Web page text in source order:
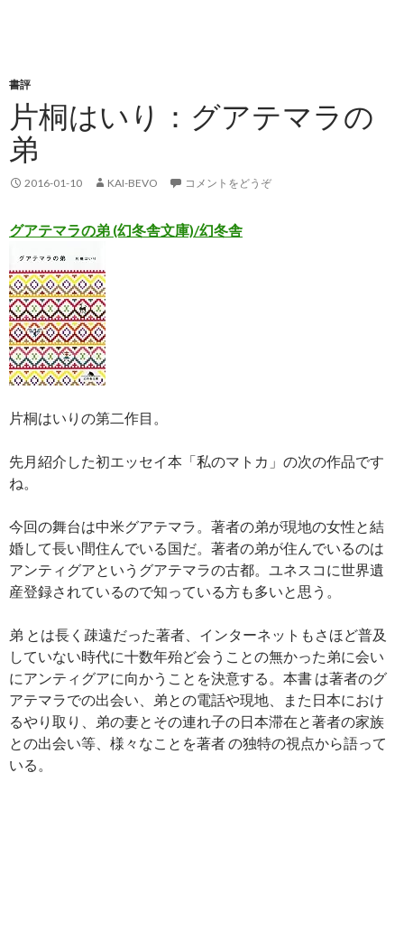
書評
片桐はいり：グアテマラの
弟
2016-01-10 KAI-BEVO コメントをどうぞ
グアテマラの弟 (幻冬舎文庫)/幻冬舎
片桐はいりの第二作目。
先月紹介した初エッセイ本「私のマトカ」の次の作品です
ね。
今回の舞台は中米グアテマラ。著者の弟が現地の女性と結
婚して長い間住んでいる国だ。著者の弟が住んでいるのは
アンティグアというグアテマラの古都。ユネスコに世界遺
産登録されているので知っている方も多いと思う。
弟 とは長く疎遠だった著者、インターネットもさほど普及
していない時代に十数年殆ど会うことの無かった弟に会い
にアンティグアに向かうことを決意する。本書 は著者のグ
アテマラでの出会い、弟との電話や現地、また日本におけ
るやり取り、弟の妻とその連れ子の日本滞在と著者の家族
との出会い等、様々なことを著者 の独特の視点から語って
いる。